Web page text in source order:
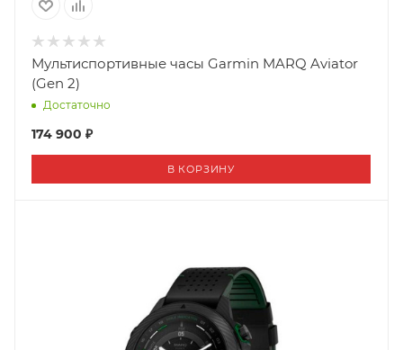
Мультиспортивные часы Garmin MARQ Aviator
(Gen 2)
Достаточно
174 900 ₽
В КОРЗИНУ